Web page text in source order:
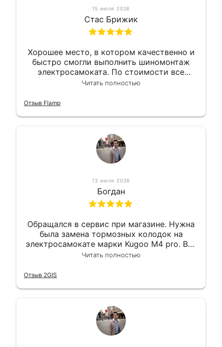
15 июля 2026
Стас Брижик
Хорошее место, в котором качественно и
быстро смогли выполнить шиномонтаж
электросамоката. По стоимости все
вышло вообще приемлемо хочу сказать.
Читать полностью
Отзыв Flamp
13 июля 2026
Богдан
Обращался в сервис при магазине. Нужна
была замена тормозных колодок на
электросамокате марки Kugoo M4 pro. Всё
сделали в лучшем виде и в максимально
гарантии, поэтому и обратился в этот
Читать полностью
Отзыв 2GIS